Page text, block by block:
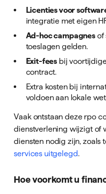
Licenties voor
integratie met eigen
Ad-hoc campagnes of
toeslagen gelden.
Exit-fees bij
contract.
Extra kosten bij
voldoen aan lokale
Vaak ontstaan deze rpo
dienstverlening wijzigt of
diensten nodig zijn, zoals
services uitgelegd.
Hoe voorkomt u